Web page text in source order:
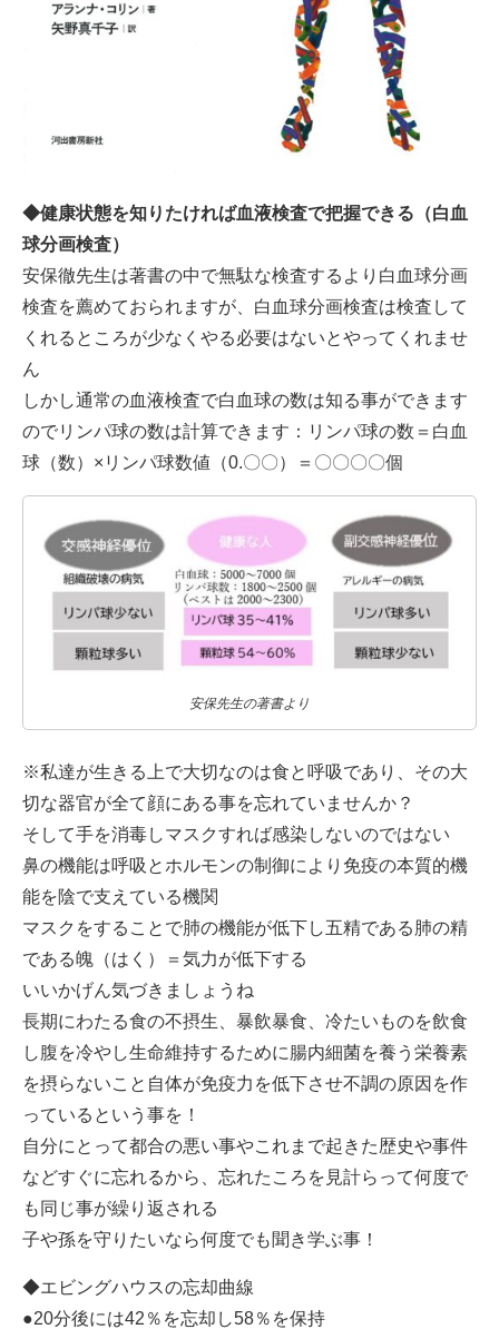
◆健康状態を知りたければ血液検査で把握できる（白血
球分画検査）
安保徹先生は著書の中で無駄な検査するより白血球分画
検査を薦めておられますが 、白血球分画検査は検査して
くれるところが少なくやる必要はないとやってくれませ
ん
しかし通常の血液検査で白血球の数は知る事ができます
のでリンパ球の数は計算できます：リンパ球の数＝白血
球（数）×リンパ球数値（0.〇〇）＝〇〇〇〇個
安保先生の著書より
※私達が生きる上で大切なのは食と呼吸であり、その大
切な器官が全て顔にある事を忘れていませんか？
そして手を消毒しマスクすれば感染しないのではない
鼻の機能は呼吸とホルモンの制御により免疫の本質的機
能を陰で支えている機関
マスクをすることで肺の機能が低下し五精である肺の精
である魄（はく）＝気力が低下する
いいかげん気づきましょうね
長期にわたる食の不摂生、暴飲暴食、冷たいものを飲食
し腹を冷やし生命維持するために腸内細菌を養う栄養素
を摂らないこと自体が免疫力を低下させ不調の原因を作
っているという事を！
自分にとって都合の悪い事やこれまで起きた歴史や事件
などすぐに忘れるから、忘れたころを見計らって何度で
も同じ事が繰り返される
子や孫を守りたいなら何度でも聞き学ぶ事！
◆エビングハウスの忘却曲線
●20分後には42％を忘却し58％を保持